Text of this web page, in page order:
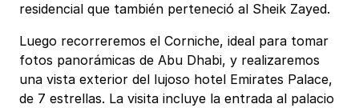
residencial que también perteneció al Sheik Zayed.
Luego recorreremos el Corniche, ideal para tomar
fotos panorámicas de Abu Dhabi, y realizaremos
una vista exterior del lujoso hotel Emirates Palace,
de 7 estrellas. La visita incluye la entrada al palacio